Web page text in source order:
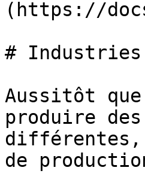
(https://
# Industries
Aussitôt
produire
différentes,
de